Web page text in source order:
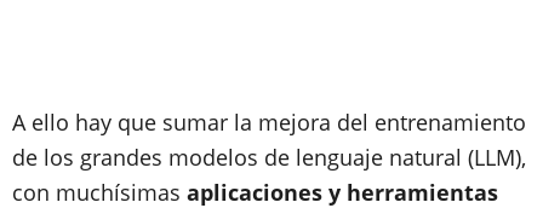
A ello hay que sumar la mejora del entrenamiento
de los grandes modelos de lenguaje natural (LLM),
con muchísimas aplicaciones y herramientas